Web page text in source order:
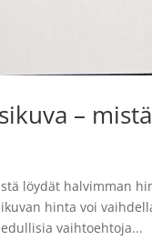
–
löydät halvimman
hinta voi
vaihtoehtoja...